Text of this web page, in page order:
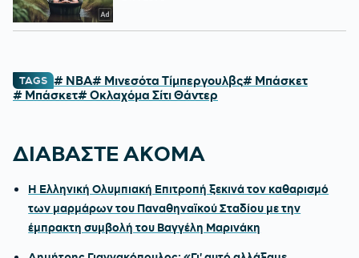
TAGS # NBA# Μινεσότα Τίμπεργουλβς# Μπάσκετ
# Μπάσκετ# Οκλαχόμα Σίτι Θάντερ
ΔΙΑΒΑΣΤΕ ΑΚΟΜΑ
Η Ελληνική Ολυμπιακή Επιτροπή ξεκινά τον καθαρισμό
των μαρμάρων του Παναθηναϊκού Σταδίου με την
έμπρακτη συμβολή του Βαγγέλη Μαρινάκη